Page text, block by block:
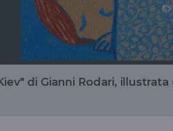
di Gianni Rodari,